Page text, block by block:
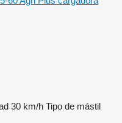
30 km/h Tipo de mástil